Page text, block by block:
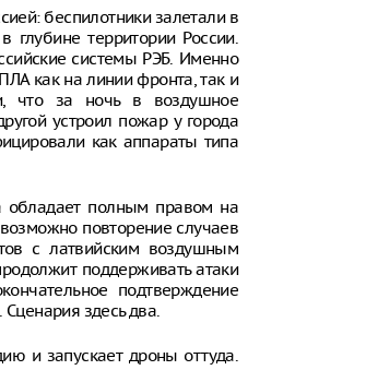
беспилотники залетали в
глубине территории России.
системы РЭБ. Именно
как на линии фронта, так и
что за ночь в воздушное
устроил пожар у города
как аппараты типа
обладает полным правом на
повторение случаев
с латвийским воздушным
поддерживать атаки
подтверждение
здесь два.
и запускает дроны оттуда.